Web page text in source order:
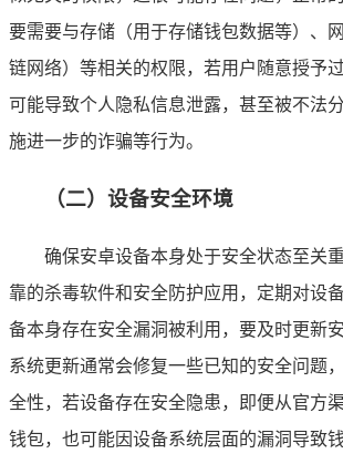
要需要与存储（用于存储钱包数据等）、
链网络）等相关的权限，若用户随意授予
可能导致个人隐私信息泄露，甚至被不法
施进一步的诈骗等行为。
（二）设备安全环境
确保安卓设备本身处于安全状态至关
靠的杀毒软件和安全防护应用，定期对设
备本身存在安全漏洞被利用，要及时更新
系统更新通常会修复一些已知的安全问题
全性，若设备存在安全隐患，即便从官方
钱包，也可能因设备系统层面的漏洞导致